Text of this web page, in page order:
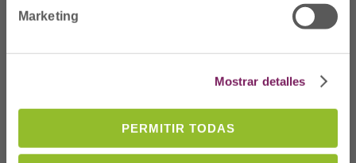
Marketing
Mostrar detalles
PERMITIR TODAS
Prim Kalea, 2-1º
Sebastián
Ordutegia A-O
cofgipuzkoa@cofgipuzkoa.eus